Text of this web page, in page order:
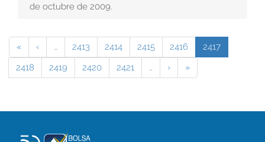
de octubre de 2009.
« ‹ … 2413 2414 2415 2416
2417
2418
2419 2420 2421 … › »